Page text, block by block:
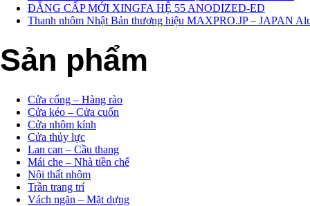
ĐẲNG CẤP MỚI XINGFA HỆ 55 ANODIZED-ED
Thanh nhôm Nhật Bản thương hiệu MAXPRO.JP – JAPAN
Sản phẩm
Cửa cổng – Hàng rào
Cửa kéo – Cửa cuốn
Cửa nhôm kính
Cửa thủy lực
Lan can – Cầu thang
Mái che – Nhà tiền chế
Nội thất nhôm
Trần trang trí
Vách ngăn – Mặt dựng